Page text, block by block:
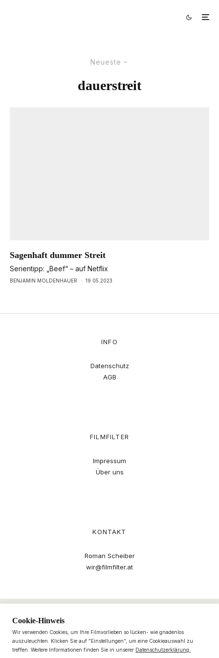
Neueste
dauerstreit
Sagenhaft dummer Streit
Serientipp: „Beef“ – auf Netflix
BENJAMIN MOLDENHAUER · 19.05.2023
INFO
Datenschutz
AGB
FILMFILTER
Impressum
Über uns
KONTAKT
Roman Scheiber
wir@filmfilter.at
Cookie-Hinweis
Wir verwenden Cookies, um Ihre Filmvorlieben so lücken- wie gnadenlos
auszuleuchten. Klicken Sie auf "Einstellungen", um eine Cookieauswahl zu
treffen. Weitere Informationen finden Sie in unserer Datenschutzerklärung.